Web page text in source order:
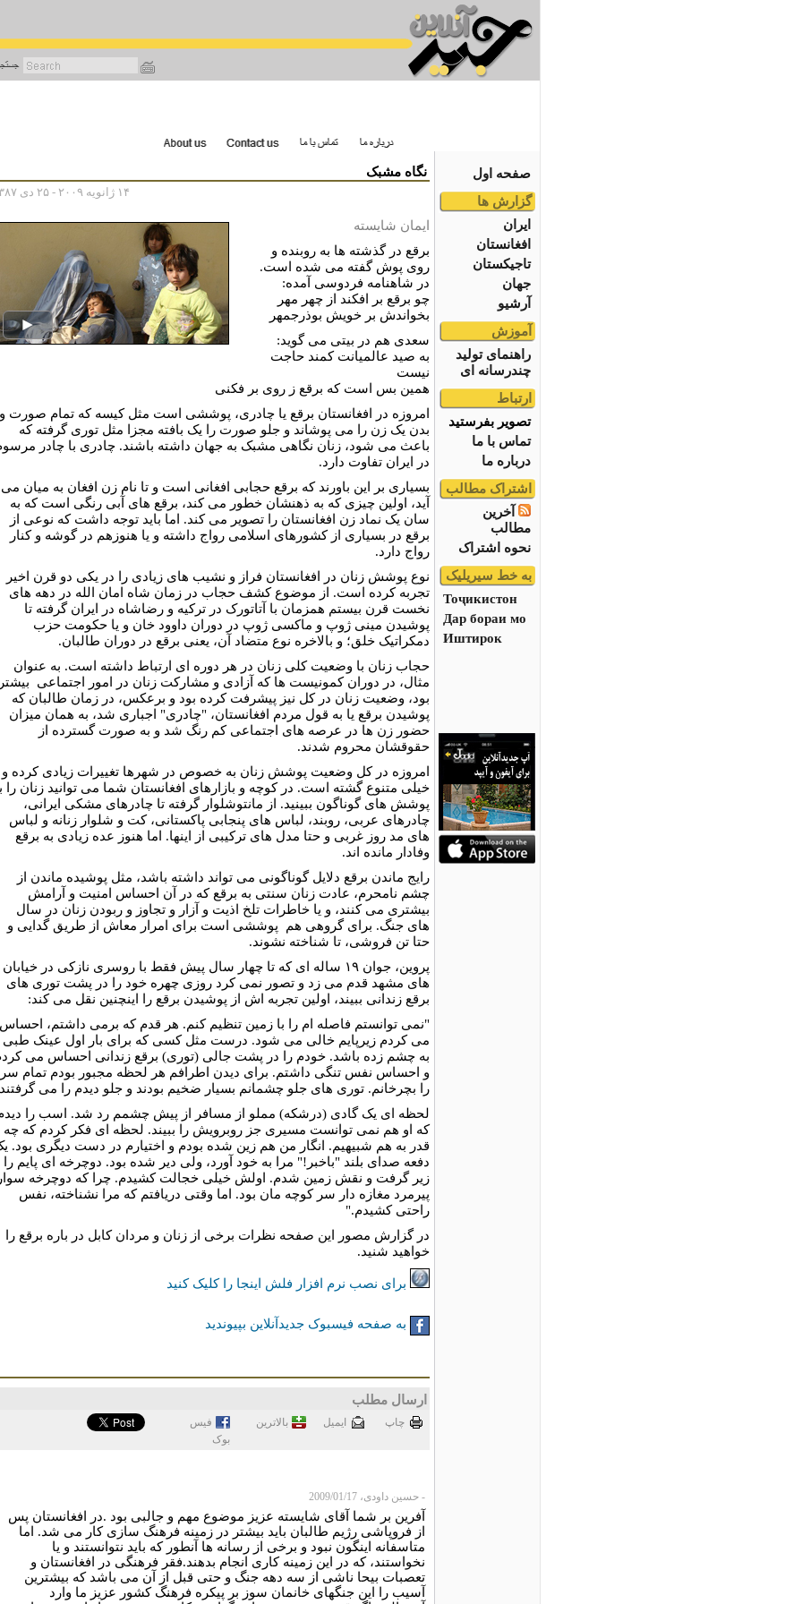
صفحه اول
گزارش ها
ایران
افغانستان
تاجیکستان
جهان
آرشیو
آموزش
راهنمای تولید
چندرسانه ای
ارتباط
تصویر بفرستید
تماس با ما
درباره ما
اشتراک مطالب
آخرین
مطالب
نحوه اشتراک
به خط سیریلیک
Тоҷикистон
Дар бораи мо
Иштирок
نگاه مشبک
۱۴ ژانویه ۲۰۰۹ - ۲۵ دی ۱۳۸۷
ایمان شایسته
برقع در گذشته ها به روبنده و
روی پوش گفته می شده است.
در شاهنامه فردوسی آمده:
چو برقع بر افکند از چهر مهر
بخواندش بر خویش بوذرجمهر
سعدی هم در بیتی می گوید:
به صید عالمیانت کمند حاجت
نیست
همین بس است که برقع ز روی بر فکنی
امروزه در افغانستان برقع یا چادری، پوششی است مثل کیسه که تمام صورت
بدن یک زن را می پوشاند و جلو صورت را یک بافته مجزا مثل توری گرفته که
باعث می شود، زنان نگاهی مشبک به جهان داشته باشند. چادری با چادر
در ایران تفاوت دارد.
بسیاری بر این باورند که برقع حجابی افغانی است و تا نام زن افغان به میان می
آید، اولین چیزی که به ذهنشان خطور می کند، برقع های آبی رنگی است که به
سان یک نماد زن افغانستان را تصویر می کند. اما باید توجه داشت که نوعی از
برقع در بسیاری از کشورهای اسلامی رواج داشته و یا هنوزهم در گوشه و کنار
رواج دارد.
نوع پوشش زنان در افغانستان فراز و نشیب های زیادی را در یکی دو قرن اخیر
تجربه کرده است. از موضوع کشف حجاب در زمان شاه امان الله در دهه های
نخست قرن بیستم همزمان با آتاتورک در ترکیه و رضاشاه در ایران گرفته تا
پوشیدن مینی ژوپ و ماکسی ژوپ در دوران داوود خان و یا حکومت حزب
دمکراتیک خلق؛ و بالاخره نوع متضاد آن، یعنی برقع در دوران طالبان.
حجاب زنان با وضعیت کلی زنان در هر دوره ای ارتباط داشته است. به عنوان
مثال، در دوران کمونیست ها که آزادی و مشارکت زنان در امور اجتماعی
بود، وضعیت زنان در کل نیز پیشرفت کرده بود و برعکس، در زمان طالبان که
پوشیدن برقع یا به قول مردم افغانستان، "چادری" اجباری شد، به همان میزان
حضور زن ها در عرصه های اجتماعی کم رنگ شد و به صورت گسترده از
حقوقشان محروم شدند.
امروزه در کل وضعیت پوشش زنان به خصوص در شهرها تغییرات زیادی کرده و
خیلی متنوع گشته است. در کوچه و بازارهای افغانستان شما می توانید زنان را
پوشش های گوناگون ببینید. از مانتوشلوار گرفته تا چادرهای مشکی ایرانی،
چادرهای عربی، روبند، لباس های پنجابی پاکستانی، کت و شلوار زنانه و لباس
های مد روز غربی و حتا مدل های ترکیبی از اینها. اما هنوز عده زیادی به برقع
وفادار مانده اند.
رایج ماندن برقع دلایل گوناگونی می تواند داشته باشد، مثل پوشیده ماندن از
چشم نامحرم، عادت زنان سنتی به برقع که در آن احساس امنیت و آرامش
بیشتری می کنند، و یا خاطرات تلخ اذیت و آزار و تجاوز و ربودن زنان در سال
های جنگ. برای گروهی هم پوششی است برای امرار معاش از طریق گدایی و
حتا تن فروشی، تا شناخته نشوند.
پروین، جوان ۱۹ ساله ای که تا چهار سال پیش فقط با روسری نازکی در خیابان
های مشهد قدم می زد و تصور نمی کرد روزی چهره خود را در پشت توری های
برقع زندانی ببیند، اولین تجربه اش از پوشیدن برقع را اینچنین نقل می کند:
"نمی توانستم فاصله ام را با زمین تنظیم کنم. هر قدم که برمی داشتم، احساس
می کردم زیرپایم خالی می شود. درست مثل کسی که برای بار اول عینک طبی
به چشم زده باشد. خودم را در پشت جالی (توری) برقع زندانی احساس می
و احساس نفس تنگی داشتم. برای دیدن اطرافم هر لحظه مجبور بودم تمام
را بچرخانم. توری های جلو چشمانم بسیار ضخیم بودند و جلو دیدم را می
لحظه ای یک گادی (درشکه) مملو از مسافر از پیش چشمم رد شد. اسب را
که او هم نمی توانست مسیری جز روبرویش را ببیند. لحظه ای فکر کردم که چه
قدر به هم شبیهیم. انگار من هم زین شده بودم و اختیارم در دست دیگری بود.
دفعه صدای بلند "باخبر!" مرا به خود آورد، ولی دیر شده بود. دوچرخه ای پایم را
زیر گرفت و نقش زمین شدم. اولش خیلی خجالت کشیدم. چرا که دوچرخه
پیرمرد مغازه دار سر کوچه مان بود. اما وقتی دریافتم که مرا نشناخته، نفس
راحتی کشیدم."
در گزارش مصور این صفحه نظرات برخی از زنان و مردان کابل در باره برقع را
خواهید شنید.
برای نصب نرم افزار فلش اینجا را کلیک کنید
به صفحه فیسبوک جدیدآنلاین بپیوندید
ارسال مطلب
چاپ ايميل بالاترین
فيس
بوک
- حسین داودی، 2009/01/17
آفرین بر شما آقای شایسته عزیز موضوع مهم و جالبی بود .در افغانستان پس
از فروپاشی رژیم طالبان باید بیشتر در زمینه فرهنگ سازی کار می شد. اما
متاسفانه اینگون نبود و برخی از رسانه ها آنطور که باید نتوانستند و یا
نخواستند، که در این زمینه کاری انجام بدهند.فقر فرهنگی در افغانستان و
تعصبات بیحا ناشی از سه دهه جنگ و حتی قبل از آن می باشد که بیشترین
آسیب را این جنگهای خانمان سوز بر پیکره فرهنگ کشور عزیز ما وارد